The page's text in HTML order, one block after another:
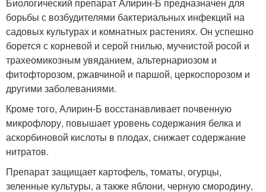
борьбы с возбудителями бактериальных инфекций на
садовых культурах и комнатных растениях. Он успешно
борется с корневой и серой гнилью, мучнистой росой и
трахеомикозным увяданием, альтернариозом и
фитофторозом, ржавчиной и паршой, церкоспорозом и
другими заболеваниями.
Кроме того, Алирин-Б восстанавливает почвенную
микрофлору, повышает уровень содержания белка и
аскорбиновой кислоты в плодах, снижает содержание
нитратов.
Препарат защищает картофель, томаты, огурцы,
зеленные культуры, а также яблони, черную смородину,